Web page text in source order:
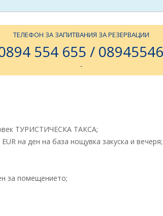
ТЕЛЕФОН ЗА ЗАПИТВАНИЯ ЗА РЕЗЕРВАЦИИ
554 655 /
-
ТУРИСТИЧЕСКА ТАКСА;
на ден на база нощувка закуска и вечеря;
за помещението;